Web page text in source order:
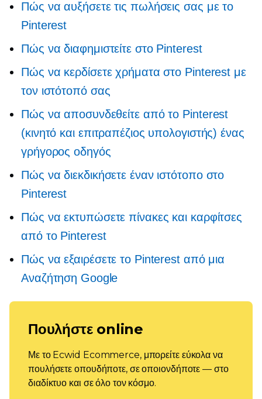
Πώς να αυξήσετε τις πωλήσεις σας με το
Pinterest
Πώς να διαφημιστείτε στο Pinterest
Πώς να κερδίσετε χρήματα στο Pinterest με
τον ιστότοπό σας
Πώς να αποσυνδεθείτε από το Pinterest
(κινητό και επιτραπέζιος υπολογιστής) ένας
γρήγορος οδηγός
Πώς να διεκδικήσετε έναν ιστότοπο στο
Pinterest
Πώς να εκτυπώσετε πίνακες και καρφίτσες
από το Pinterest
Πώς να εξαιρέσετε το Pinterest από μια
Αναζήτηση Google
Πουλήστε online
Με το Ecwid Ecommerce, μπορείτε εύκολα να
πουλήσετε οπουδήποτε, σε οποιονδήποτε — στο
διαδίκτυο και σε όλο τον κόσμο.